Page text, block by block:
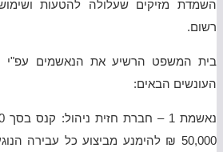
השמדת מזיקים שעלולה להטעות
רשום.
בית המשפט הרשיע את הנאשמים עפ"י
העונשים הבאים:
50,000 ₪ להימנע מביצוע כל